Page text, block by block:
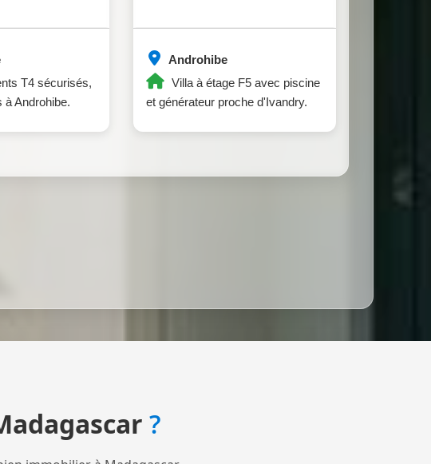
T4 sécurisés,
à Androhibe.
Androhibe
Villa à étage F5 avec piscine
et générateur proche d'Ivandry.
?